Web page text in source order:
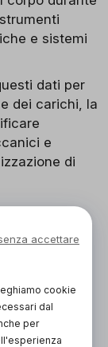
e sistemi
dati per
dei carichi, la
e
di
accettare
cookie
dal
per